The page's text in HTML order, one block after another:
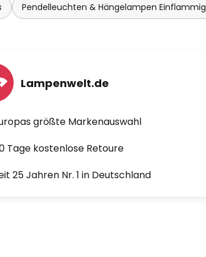
Pendelleuchten & Hängelampen Einflammig
Lampenwelt.de
größte Markenauswahl
Tage kostenlose Retoure
25 Jahren Nr. 1 in Deutschland